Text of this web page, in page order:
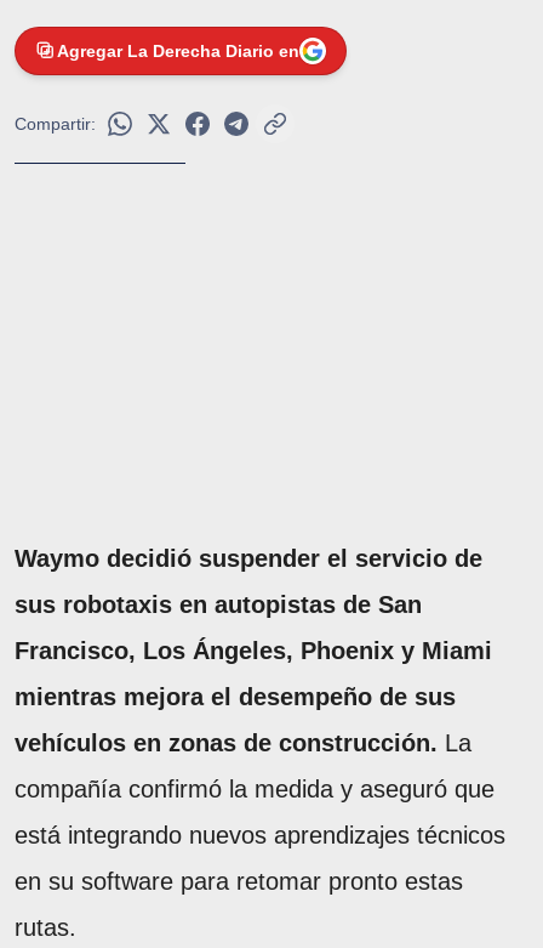
Agregar La Derecha Diario en
Compartir:
Waymo decidió suspender el servicio de
sus robotaxis en autopistas de San
Francisco, Los Ángeles, Phoenix y Miami
mientras mejora el desempeño de sus
vehículos en zonas de construcción. La
compañía confirmó la medida y aseguró que
está integrando nuevos aprendizajes técnicos
en su software para retomar pronto estas
rutas.